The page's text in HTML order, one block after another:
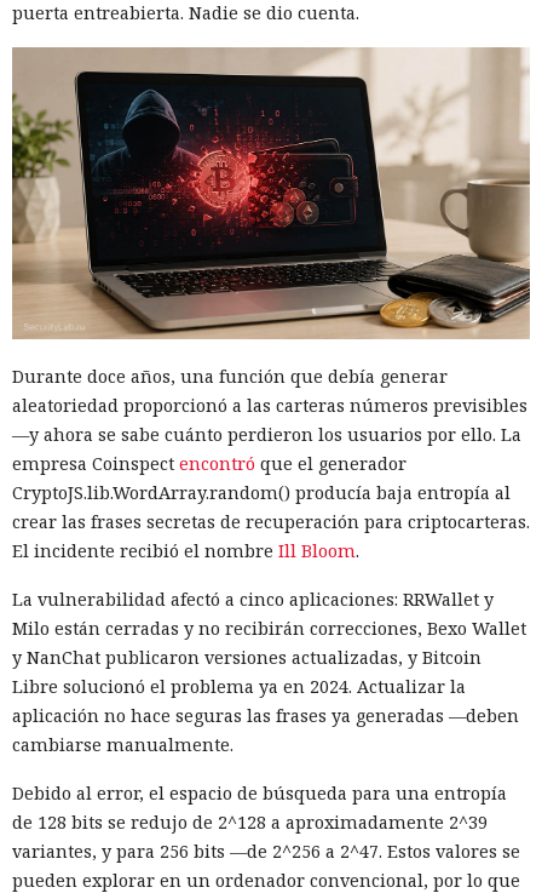
puerta entreabierta. Nadie se dio cuenta.
Durante doce años, una función que debía generar
aleatoriedad proporcionó a las carteras números previsibles
—y ahora se sabe cuánto perdieron los usuarios por ello. La
empresa Coinspect encontró que el generador
CryptoJS.lib.WordArray.random() producía baja entropía al
crear las frases secretas de recuperación para criptocarteras.
El incidente recibió el nombre Ill Bloom.
La vulnerabilidad afectó a cinco aplicaciones: RRWallet y
Milo están cerradas y no recibirán correcciones, Bexo Wallet
y NanChat publicaron versiones actualizadas, y Bitcoin
Libre solucionó el problema ya en 2024. Actualizar la
aplicación no hace seguras las frases ya generadas —deben
cambiarse manualmente.
Debido al error, el espacio de búsqueda para una entropía
de 128 bits se redujo de 2^128 a aproximadamente 2^39
variantes, y para 256 bits —de 2^256 a 2^47. Estos valores se
pueden explorar en un ordenador convencional, por lo que